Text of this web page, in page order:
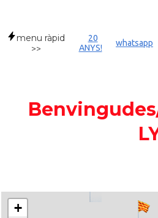
menu ràpid
>>
20
ANYS!
whatsapp
+